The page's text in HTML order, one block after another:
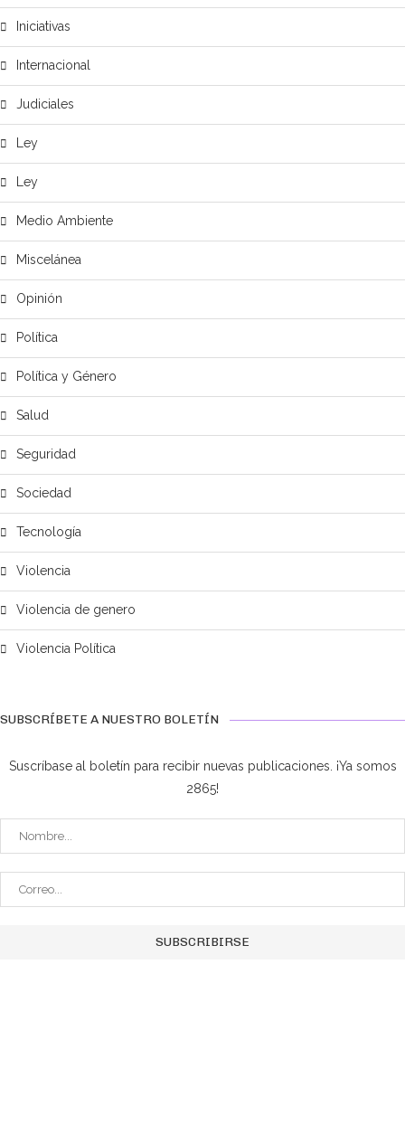
Iniciativas
Internacional
Judiciales
Ley
Ley
Medio Ambiente
Miscelánea
Opinión
Política
Política y Género
Salud
Seguridad
Sociedad
Tecnología
Violencia
Violencia de genero
Violencia Política
SUBSCRÍBETE A NUESTRO BOLETÍN
Suscríbase al boletín para recibir nuevas publicaciones. ¡Ya somos
2865!